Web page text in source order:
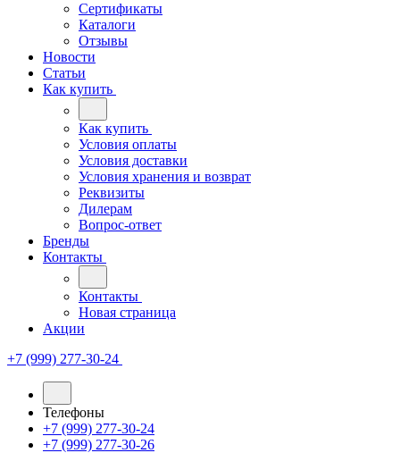
Сертификаты
Каталоги
Отзывы
Новости
Статьи
Как купить
Как купить
Условия оплаты
Условия доставки
Условия хранения и возврат
Реквизиты
Дилерам
Вопрос-ответ
Бренды
Контакты
Контакты
Новая страница
Акции
+7 (999) 277-30-24
Телефоны
+7 (999) 277-30-24
+7 (999) 277-30-26